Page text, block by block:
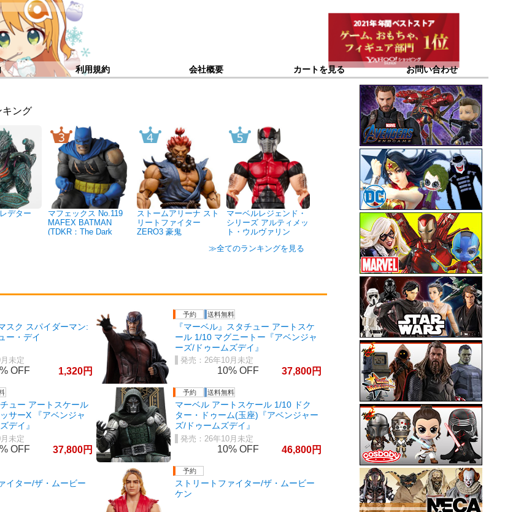
利用規約 会社概要 カートを見る お問い合わせ
デター
マフェックス No.119
MAFEX BATMAN
(TDKR：The Dark
ストームアリーナ スト
リートファイター
ZERO3 豪鬼
マーベルレジェンド・
シリーズ アルティメッ
ト・ウルヴァリン
≫全てのランキングを見る
スク スパイダーマン:
ー・デイ
未定
1,320
『マーベル』スタチュー アートスケ
ール 1/10 マグニートー『アベンジャ
ーズ/ドゥームズデイ』
26年10月未定
10% 37,800
ュー アートスケール
サーX 『アベンジャ
デイ』
未定
37,800
マーベル アートスケール 1/10 ドク
ター・ドゥーム(玉座)『アベンジャー
ズ/ドゥームズデイ』
26年10月未定
10% 46,800
イター/ザ・ムービー
ストリートファイター/ザ・ムービー
ケン